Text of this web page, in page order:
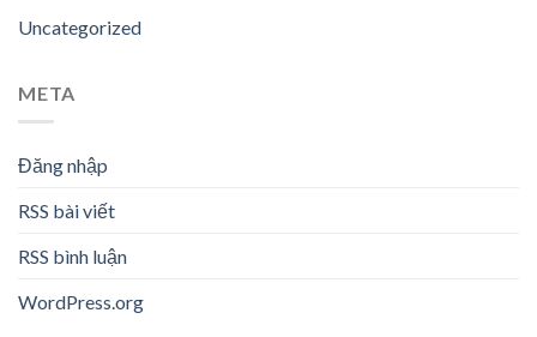
Uncategorized
META
Đăng nhập
RSS bài viết
RSS bình luận
WordPress.org